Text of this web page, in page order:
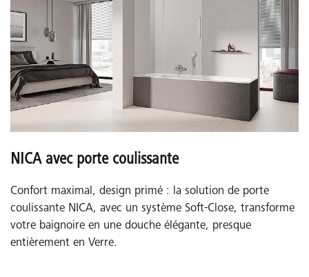
NICA avec porte coulissante
Confort maximal, design primé : la solution de porte
coulissante NICA, avec un système Soft-Close, transforme
votre baignoire en une douche élégante, presque
entièrement en Verre.